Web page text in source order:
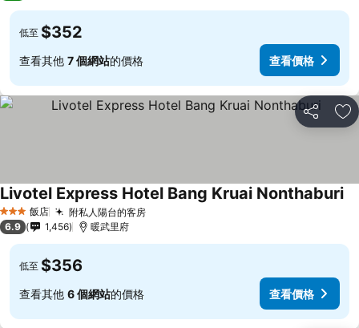
低至 $352
查看其他 7 個網站的價格 查看價格
分享 加
3 星級 飯店 附私人陽台的客房
Livotel Express Hotel Bang Kruai Nonthaburi
6.9 1,456 暖武里府
低至 $356
查看其他 6 個網站的價格 查看價格